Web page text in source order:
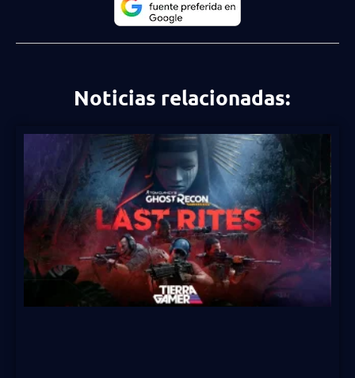
Noticias relacionadas: